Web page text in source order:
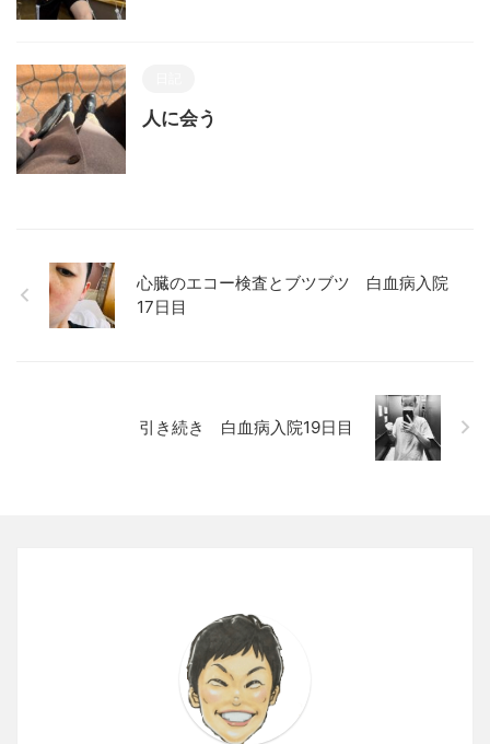
人に会う
心臓のエコー検査とブツブツ 白血病入院
17日目
引き続き 白血病入院19日目